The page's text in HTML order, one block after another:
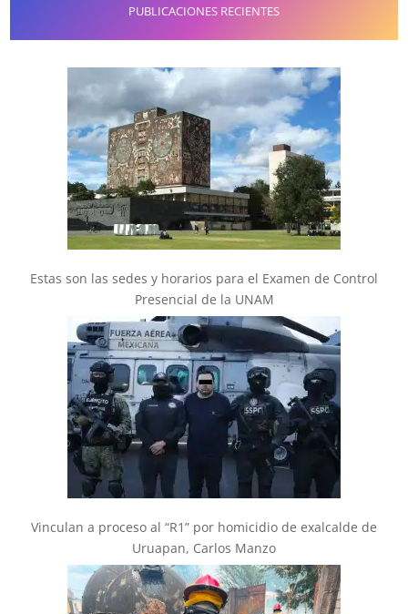
PUBLICACIONES RECIENTES
Estas son las sedes y horarios para el Examen de Control
Presencial de la UNAM
Vinculan a proceso al “R1” por homicidio de exalcalde de
Uruapan, Carlos Manzo